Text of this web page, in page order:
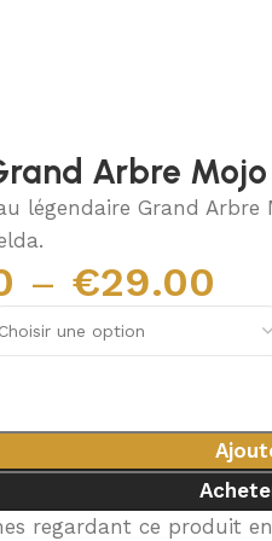
Arbre Mojo
légendaire Grand
– €29.00
regardant ce produit